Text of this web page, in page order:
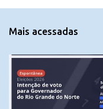
n
r
i
o
Mais acessadas